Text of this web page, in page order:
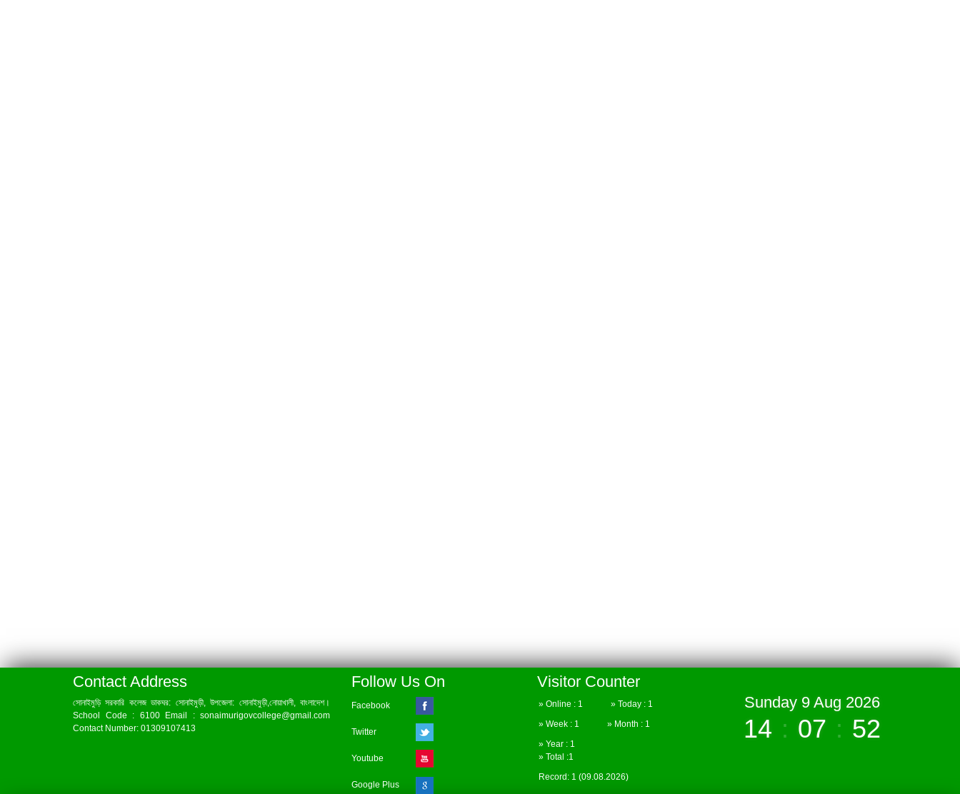
Contact Address
সোনাইমুড়ি সরকারি কলেজ ডাকঘর: সোনাইমুড়ী, উপজেলা: সোনাইমুড়ী,নোয়াখালী, বাংলাদেশ।
School Code : 6100 Email : sonaimurigovcollege@gmail.com
Contact Number: 01309107413
Follow Us On
Facebook
Twitter
Youtube
Google Plus
Visitor Counter
» Online : 1 » Today : 1
» Week : 1 » Month : 1
» Year : 1
» Total :1
Record: 1 (09.08.2026)
Sunday 9 Aug 2026
14 : 07 : 52